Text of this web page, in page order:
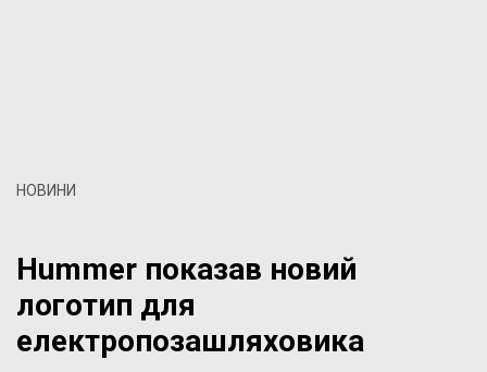
НОВИНИ
Hummer показав новий
логотип для
електропозашляховика